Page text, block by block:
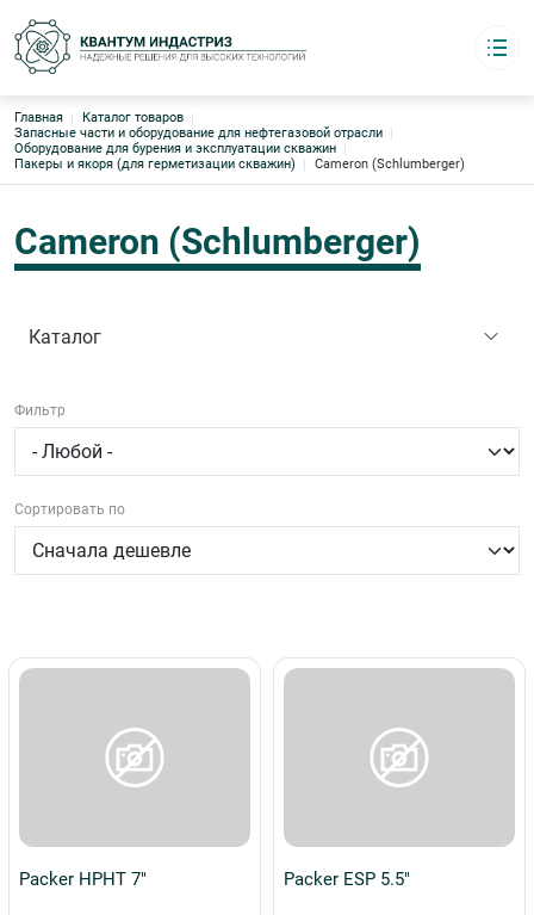
Надёжные решения для высоких технологий
Каталог
Основная навигация
Бренды
Склады Европа · Азия · США
Строка навигации
Главная
Каталог товаров
Запасные части и оборудование для нефтегазовой отрасли
Оборудование для бурения и эксплуатации скважин
Пакеры и якоря (для герметизации скважин)
Cameron (Schlumberger)
Cameron (Schlumberger)
Каталог
Фильтр
Сортировать по
Packer HPHT 7" Packer ESP 5.5"